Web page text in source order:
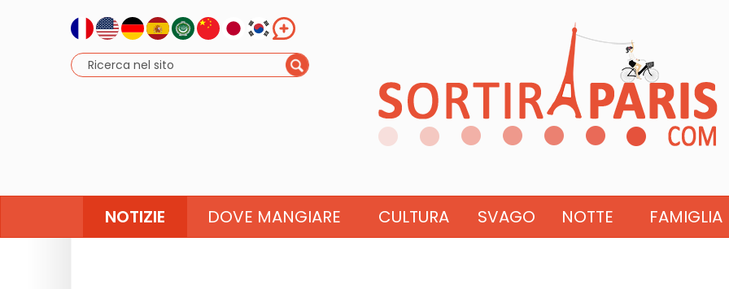
NOTIZIE DOVE MANGIARE CULTURA SVAGO NOTTE FAMIGLIA